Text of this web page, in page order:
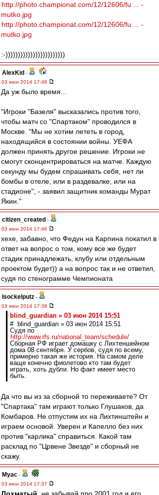
http://photo.championat.com/12/12606/fu ... -
mutko.jpg
http://photo.championat.com/12/12606/fu ... -
mutko.jpg
:-))))))))))))))))))))))))
AlexKid -
03 июн 2014 17:48
Да уж было время...
"Игроки "Базеля" высказались против того,
чтобы матч со "Спартаком" проводился в
Москве. "Мы не хотим лететь в город,
находящийся в состоянии войны. УЕФА
должен принять другое решение. Игроки не
смогут сконцентрироваться на матче. Каждую
секунду мы будем спрашивать себя, нет ли
бомбы в отеле, или в раздевалке, или на
стадионе", - заявил защитник команды Мурат
Якин."
citizen_created -
03 июн 2014 17:46
хехе, забавно, что Федун на Карпина покатил в
ответ на вопрос о том, кому все же будет
стадик принадлежать, клубу или отдельным
проектом будет)) а на вопрос так и не ответил,
судя по стенограмме Чемпионата
Isockelputz -
03 июн 2014 17:39
blind_guardian » 03 июн 2014 15:51
# blind_guardian » 03 июн 2014 15:51
Судя по
http://www.rfs.ru/national_team/schedule/
Сборная РФ играет домашку с Лихтеншейном
дома 08 сентября. У сербов, судя по всему,
примерно такая же история. На самом деле
ваще конечно фиолетово кто там будет
играть, хоть дубли. Но факт имеет место
быть.
Да что вы из за сборной то переживаете? От
"Спартака" там играют только Глушаков, да
Комбаров. Не отпустим их на Лихтинштейн и
играем основой. Уверен и Капелло без них
против "карлика" справиться. Какой там
расклад по "Црвене Звезде" и сборный не
скажу.
Myac -
03 июн 2014 17:37